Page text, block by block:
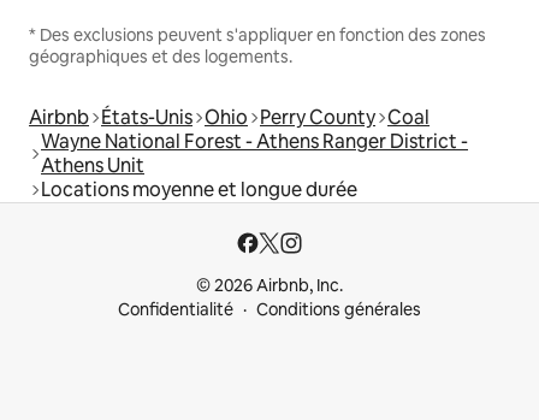
* Des exclusions peuvent s'appliquer en fonction des zones
géographiques et des logements.
Airbnb États-Unis Ohio Perry County Coal
Wayne National Forest - Athens Ranger District -
Athens Unit
Locations moyenne et longue durée
© 2026 Airbnb, Inc.
Confidentialité
Conditions générales